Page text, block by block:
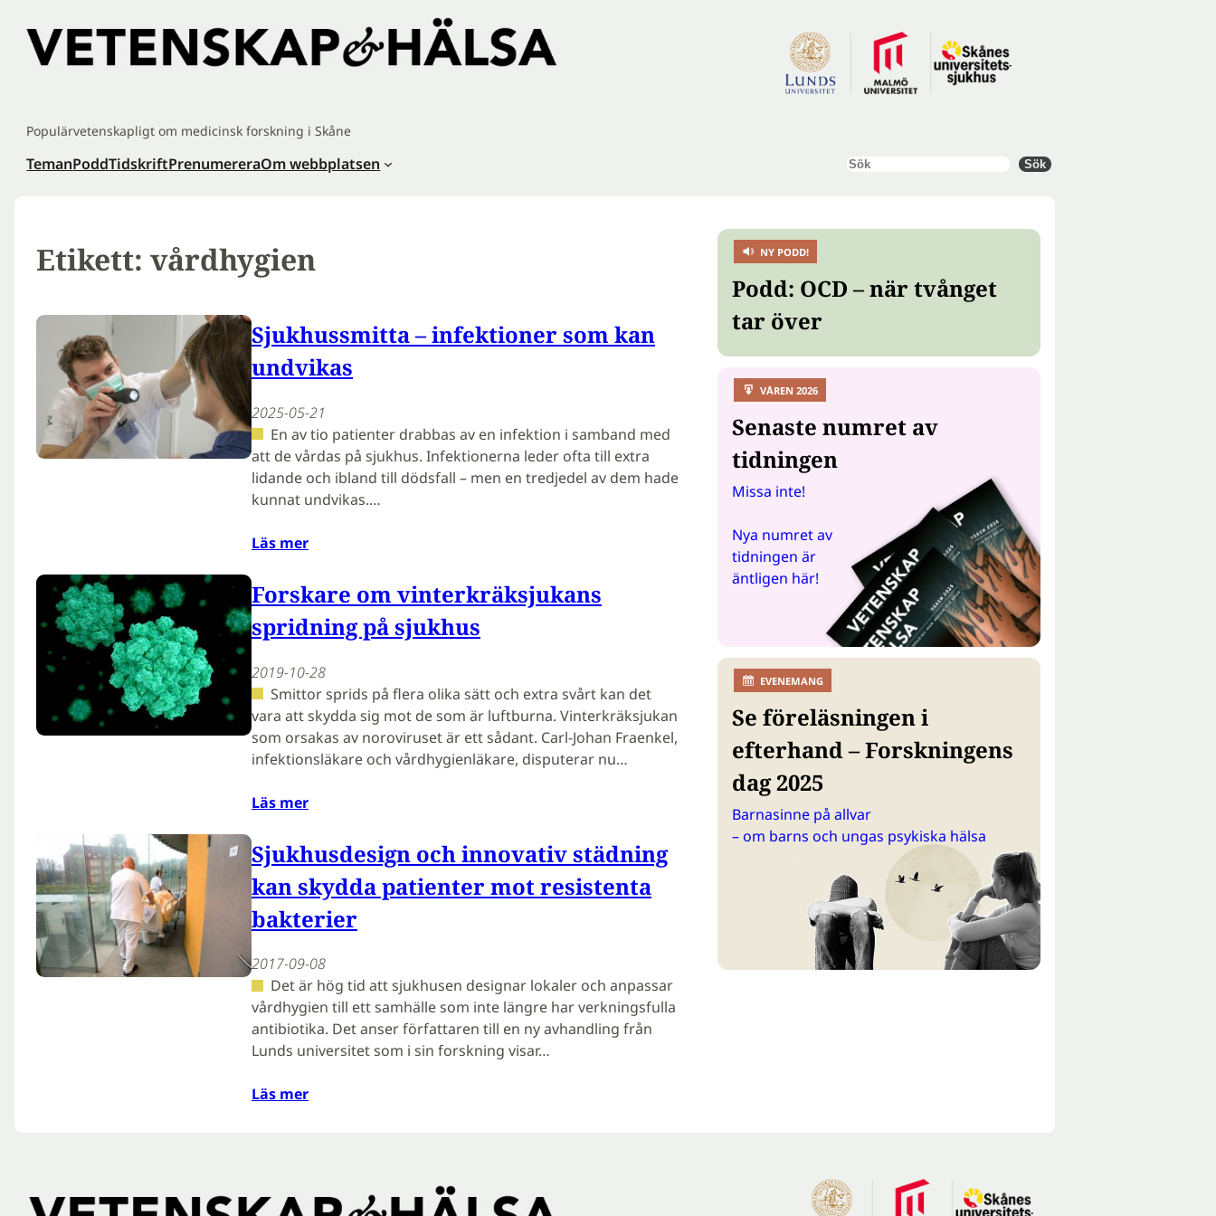
innehåll
Populärvetenskapligt om medicinsk forskning i Skåne
TemanPoddTidskriftPrenumereraOm webbplatsen Sök Sök
Etikett: vårdhygien
Sjukhussmitta – infektioner som kan
undvikas
2025-05-21
En av tio patienter drabbas av en infektion i samband med
att de vårdas på sjukhus. Infektionerna leder ofta till extra
lidande och ibland till dödsfall – men en tredjedel av dem hade
kunnat undvikas.…
Läs mer
Forskare om vinterkräksjukans
spridning på sjukhus
2019-10-28
Smittor sprids på flera olika sätt och extra svårt kan det
vara att skydda sig mot de som är luftburna. Vinterkräksjukan
som orsakas av noroviruset är ett sådant. Carl-Johan Fraenkel,
infektionsläkare och vårdhygienläkare, disputerar nu…
Läs mer
Sjukhusdesign och innovativ städning
kan skydda patienter mot resistenta
bakterier
2017-09-08
Det är hög tid att sjukhusen designar lokaler och anpassar
vårdhygien till ett samhälle som inte längre har verkningsfulla
antibiotika. Det anser författaren till en ny avhandling från
Lunds universitet som i sin forskning visar…
Läs mer
NY PODD!
Podd: OCD – när tvånget
tar över
VÅREN 2026
Senaste numret av
tidningen
Missa inte!
Nya numret av
tidningen är
äntligen här!
EVENEMANG
Se föreläsningen i
efterhand – Forskningens
dag 2025
Barnasinne på allvar
– om barns och ungas psykiska hälsa